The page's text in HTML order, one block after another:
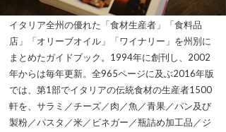
イタリア全州の優れた「食材生産者」「食料品
店」「オリーブオイル」「ワイナリー」を州別に
まとめたガイドブック。1994年に創刊し、2002
年からは毎年更新。全965ページに及ぶ2016年版
では、第1部でイタリアの伝統食材の生産者1500
軒を、サラミ／チーズ／肉／魚／青果／パン及び
製粉／パスタ／米／ビネガー／瓶詰め加工品／ジ